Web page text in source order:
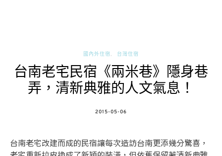
國內外住宿 台灣住宿
台南老宅民宿《兩米巷》隱身巷
弄，清新典雅的人文氣息！
POSTED
2015-05-06
台南老宅改建而成的民宿讓每次造訪台南更添幾分驚喜，